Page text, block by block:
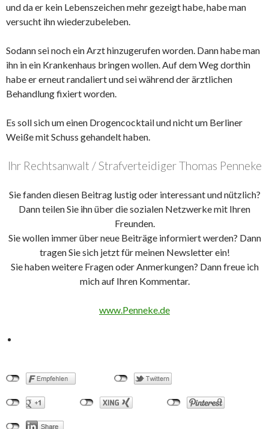
und da er kein Lebenszeichen mehr gezeigt habe, habe man
versucht ihn wiederzubeleben.
Sodann sei noch ein Arzt hinzugerufen worden. Dann habe man
ihn in ein Krankenhaus bringen wollen. Auf dem Weg dorthin
habe er erneut randaliert und sei während der ärztlichen
Behandlung fixiert worden.
Es soll sich um einen Drogencocktail und nicht um Berliner
Weiße mit Schuss gehandelt haben.
Ihr Rechtsanwalt / Strafverteidiger Thomas Penneke
Sie fanden diesen Beitrag lustig oder interessant und nützlich?
Dann teilen Sie ihn über die sozialen Netzwerke mit Ihren
Freunden.
Sie wollen immer über neue Beiträge informiert werden? Dann
tragen Sie sich jetzt für meinen Newsletter ein!
Sie haben weitere Fragen oder Anmerkungen? Dann freue ich
mich auf Ihren Kommentar.
www.Penneke.de